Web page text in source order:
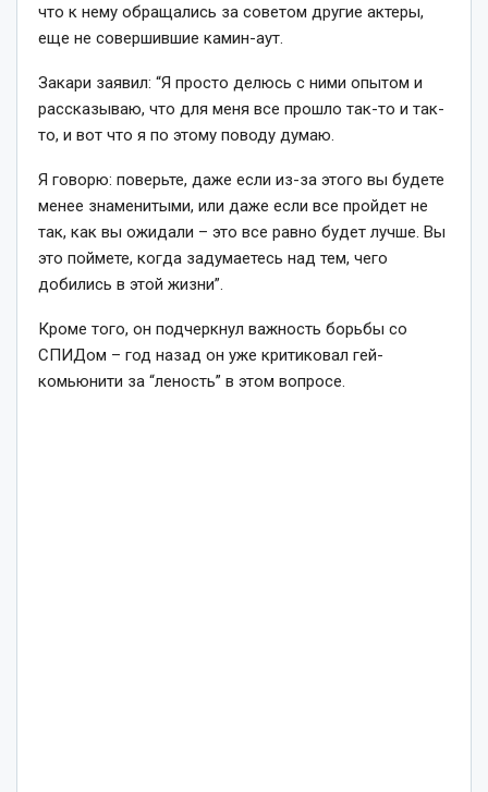
что к нему обращались за советом другие актеры,
еще не совершившие камин-аут.
Закари заявил: “Я просто делюсь с ними опытом и
рассказываю, что для меня все прошло так-то и так-
то, и вот что я по этому поводу думаю.
Я говорю: поверьте, даже если из-за этого вы будете
менее знаменитыми, или даже если все пройдет не
так, как вы ожидали – это все равно будет лучше. Вы
это поймете, когда задумаетесь над тем, чего
добились в этой жизни”.
Кроме того, он подчеркнул важность борьбы со
СПИДом – год назад он уже критиковал гей-
комьюнити за “леность” в этом вопросе.